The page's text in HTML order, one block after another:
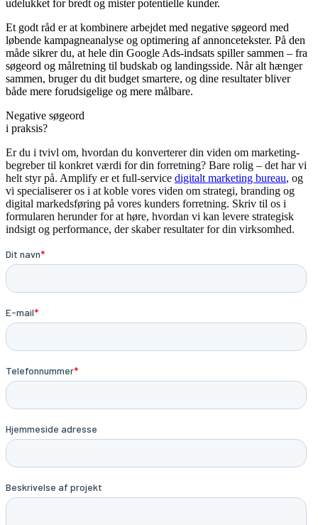
udelukket for bredt og mister potentielle kunder.
Et godt råd er at kombinere arbejdet med negative søgeord med
løbende kampagneanalyse og optimering af annoncetekster. På den
måde sikrer du, at hele din Google Ads-indsats spiller sammen – fra
søgeord og målretning til budskab og landingsside. Når alt hænger
sammen, bruger du dit budget smartere, og dine resultater bliver
både mere forudsigelige og mere målbare.
Negative søgeord
i praksis?
Er du i tvivl om, hvordan du konverterer din viden om marketing-
begreber til konkret værdi for din forretning? Bare rolig – det har vi
helt styr på. Amplify er et full-service digitalt marketing bureau, og
vi specialiserer os i at koble vores viden om strategi, branding og
digital markedsføring på vores kunders forretning. Skriv til os i
formularen herunder for at høre, hvordan vi kan levere strategisk
indsigt og performance, der skaber resultater for din virksomhed.